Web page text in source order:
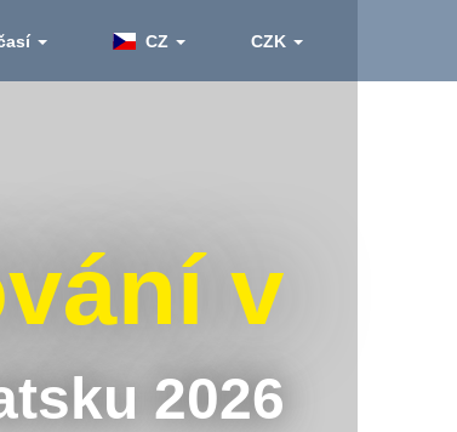
CZ CZK
v
2026